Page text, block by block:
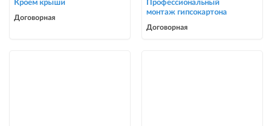
Кроем крыши
Договорная
Профессиональный
монтаж гипсокартона
Договорная